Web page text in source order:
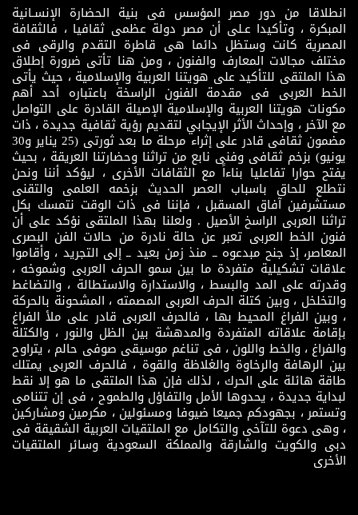
انطلاقا من دور مصر المؤسس فى بنية الحضارة الإنسـانية
المبكرة ، وتأكيدا عـلى أن مصر دولة عظمى ثقافيا ، فالثقافة
المصرية كانت وستظل دائما هى قاطرة التقدم والرقى فى
مختلف مجالات المعارف والفنون ، ومن هنا تأتى ضرورة إطلاق
هذا الملتقى للتأكيد على هويتنا العربية والإسلامية ، حيث يأتى
الخط العربى فى مقدمة الفنون الراسخة باعتباره أحد أهم
مكونات هويتنا العربية والإسلامية الإصيلة القادرة على التواصل
مع الآخر ، وإحداث الأثر الإيجابي لتقديم رؤية ثقافية جديدة ، ذات
مضمون ثقافى قادر على إثراء مرحلة ما بعد ثورتى (25 يناير و30
يونيو) بزخم ثقافى وفنى نابع من تراثنا وحضارتنا العريقة ، بحيث
يفتح حوارا تفاعليا بناءاً مع الثقافات الأخرى ، ليؤكد أننا ونحن
نتطلع للحاق باسباب العصر الحديث بزخمه العلمى والتقنى
مستشرفين آفاق المسقبل ، فإننا فى ذات الوقت نتمسك بكل
تراثنا العربى الراسخ الأصيل . ولعلنا بهذا الملتقى نؤكد على أن
فنون الخط العربى تعبر عن حالة نادرة من حالات الفن البصرى
المعاصر، إذ جنح مبدعوه ــ منذ زمن بعيد ــ إلى التجريد ، وأقاموا
علاقات تشكيلية متفردة ما بين سمو الحرف العربى وشموخه ،
وقدرته على المد والبسط ، والاستدارة والاستطالة ، والتضاغط
والتخلخل ، وبين كتلة الحرف العربى المصمته ، المشحونة بالحركة
، وبين الفراغ المحيط بها ، فالحرف العربى قادر على ملأ الفراغ
بإقامة علاقاته المتفردة والمدهشة بين الظل والنور ، والكتلة
والفراغ ، والخط واللون ، فى تناغم موسيقى صوفى حالم ، يتراوح
بين الرهافة والرخاوة والغلاظة والقوة ، فالحرف العربى يمتلك
طاقة هائلة على الحرك ، لذلك فإن هذا الملتقى ما هو إلا نقط
لبداية جديدة ، يحدوها الأمل والتفاؤل والطموح ، فى إن تتنامى
وتستمر ، بجهودكم جميعا ضيوفا ومسئولين ، مكرمين ومشاركين
، وهى دعوة للتآخى والتكامل مع الملتقيات العربية الشقيقة فى
دبى والكويت والشارقة والمملكة السعودية وسائر الملتقيات
الأخرى